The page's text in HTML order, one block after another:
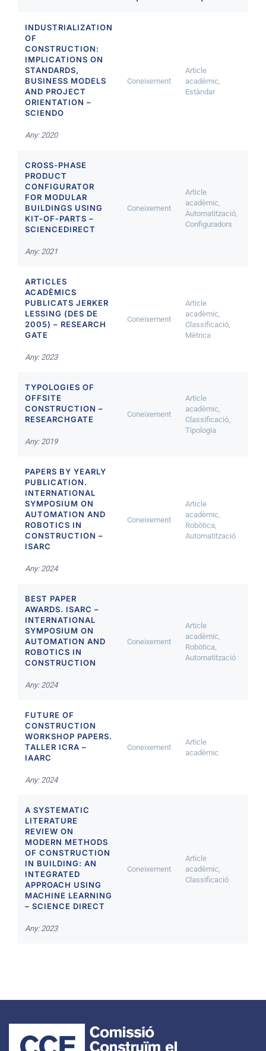
INDUSTRIALIZATION
OF
CONSTRUCTION:
IMPLICATIONS ON
STANDARDS,
BUSINESS MODELS
AND PROJECT
ORIENTATION –
SCIENDO
Any: 2020
Coneixement
Article
acadèmic,
Estàndar
CROSS-PHASE
PRODUCT
CONFIGURATOR
FOR MODULAR
BUILDINGS USING
KIT-OF-PARTS –
SCIENCEDIRECT
Any: 2021
Coneixement
Article
acadèmic,
Automatització,
Configuradors
ARTICLES
ACADÈMICS
PUBLICATS JERKER
LESSING (DES DE
2005) – RESEARCH
GATE
Any: 2023
Coneixement
Article
acadèmic,
Classificació,
Mètrica
TYPOLOGIES OF
OFFSITE
CONSTRUCTION –
RESEARCHGATE
Any: 2019
Coneixement
Article
acadèmic,
Classificació,
Tipologia
PAPERS BY YEARLY
PUBLICATION.
INTERNATIONAL
SYMPOSIUM ON
AUTOMATION AND
ROBOTICS IN
CONSTRUCTION –
ISARC
Any: 2024
Coneixement
Article
acadèmic,
Robòtica,
Automatització
BEST PAPER
AWARDS. ISARC –
INTERNATIONAL
SYMPOSIUM ON
AUTOMATION AND
ROBOTICS IN
CONSTRUCTION
Any: 2024
Coneixement
Article
acadèmic,
Robòtica,
Automatització
FUTURE OF
CONSTRUCTION
WORKSHOP PAPERS.
TALLER ICRA –
IAARC
Any: 2024
Coneixement
Article
acadèmic
A SYSTEMATIC
LITERATURE
REVIEW ON
MODERN METHODS
OF CONSTRUCTION
IN BUILDING: AN
INTEGRATED
APPROACH USING
MACHINE LEARNING
– SCIENCE DIRECT
Any: 2023
Coneixement
Article
acadèmic,
Classificació